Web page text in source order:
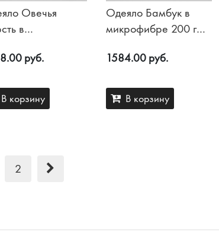
Овечья
в
руб.
В корзину
Одеяло Бамбук в
микрофибре 200 гр/
1584.00 руб.
В корзину
2